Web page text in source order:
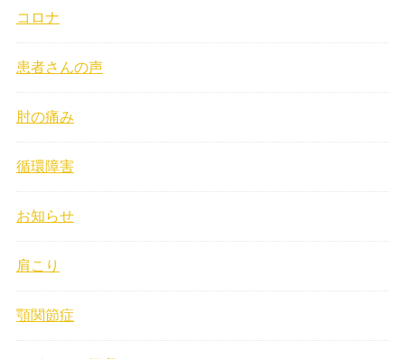
コロナ
患者さんの声
肘の痛み
循環障害
お知らせ
肩こり
顎関節症